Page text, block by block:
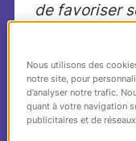
de favoriser
La
calcul
Nous utilisons des
notre site, pour
d’analyser notre trafic.
quant à votre navigation
publicitaires et de